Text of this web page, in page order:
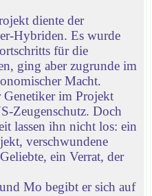
diente der
Hybriden. Es wurde
für die
ging aber zugrunde im
Macht.
Genetiker im Projekt
Zeugenschutz. Doch
lassen ihn nicht los: ein
verschwundene
ein Verrat, der
Mo begibt er sich auf